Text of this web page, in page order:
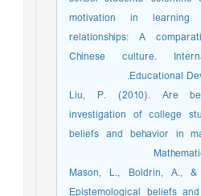
motivation in
relationships: A
Chinese culture.
Educational
Liu, P. (2010). Are
investigation of college
beliefs and behavior in
Mason, L., Boldrin, A.,